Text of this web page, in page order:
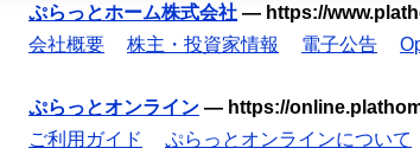
ぷらっとホーム株式会社 — https://
会社概要
株主・投資家情報 電子公告
ぷらっとオンライン — https://
ご利用ガイド
ぷらっとオンラインについて